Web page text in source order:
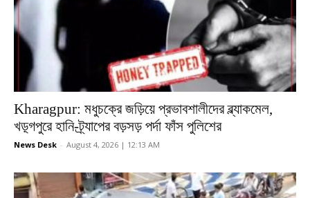
Kharagpur: মধুচক্রে জড়িয়ে প্রভাবশালীদের ব্ল্যাকমেল,
খড়্গপুরে হানি-ট্র্যাপের বড়সড় পর্দা ফাঁস পুলিশের
News Desk - August 4, 2026 | 12:13 AM